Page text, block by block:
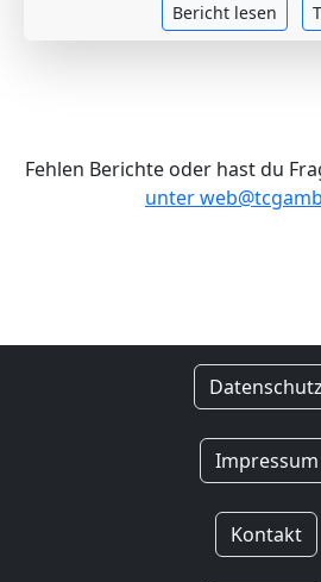
Bericht lesen
Fehlen Berichte oder hast du
unter
Datenschutz
Impressum
Kontakt